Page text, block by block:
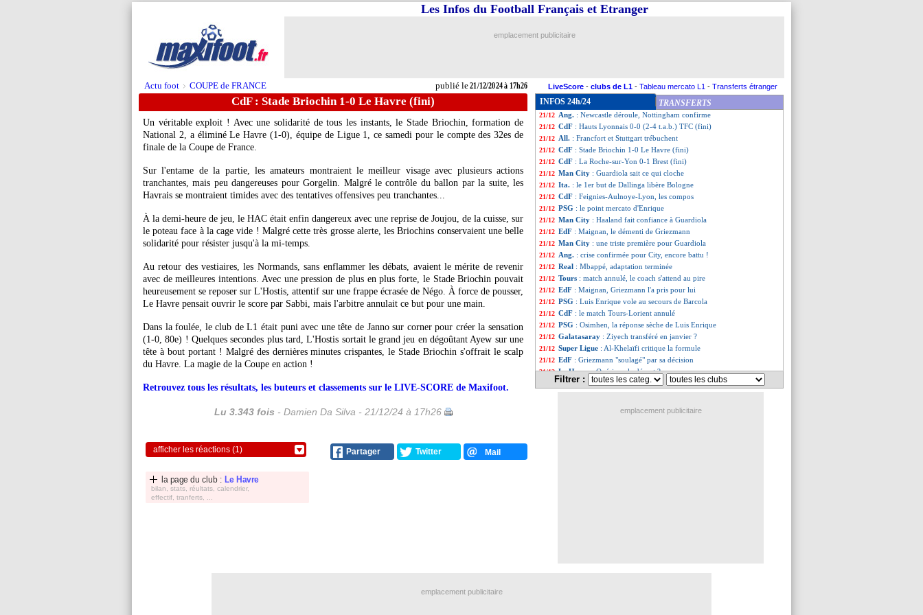
Actu foot > COUPE de FRANCE publié le21/12/2024 à 17h26
Les Infos du Football Français et Etranger
emplacement publicitaire
LiveScore - clubs de L1 - Tableau mercato L1 - Transferts étranger
CdF : Stade Briochin 1-0 Le Havre (fini)
Un véritable exploit ! Avec une solidarité de tous les instants, le Stade Briochin, formation de
National 2, a éliminé Le Havre (1-0), équipe de Ligue 1, ce samedi pour le compte des 32es de
finale de la Coupe de France.
Sur l'entame de la partie, les amateurs montraient le meilleur visage avec plusieurs actions
tranchantes, mais peu dangereuses pour Gorgelin. Malgré le contrôle du ballon par la suite, les
Havrais se montraient timides avec des tentatives offensives peu tranchantes...
À la demi-heure de jeu, le HAC était enfin dangereux avec une reprise de Joujou, de la cuisse, sur
le poteau face à la cage vide ! Malgré cette très grosse alerte, les Briochins conservaient une belle
solidarité pour résister jusqu'à la mi-temps.
Au retour des vestiaires, les Normands, sans enflammer les débats, avaient le mérite de revenir
avec de meilleures intentions. Avec une pression de plus en plus forte, le Stade Briochin pouvait
heureusement se reposer sur L'Hostis, attentif sur une frappe écrasée de Négo. À force de pousser,
Le Havre pensait ouvrir le score par Sabbi, mais l'arbitre annulait ce but pour une main.
Dans la foulée, le club de L1 était puni avec une tête de Janno sur corner pour créer la sensation
(1-0, 80e) ! Quelques secondes plus tard, L'Hostis sortait le grand jeu en dégoûtant Ayew sur une
tête à bout portant ! Malgré des dernières minutes crispantes, le Stade Briochin s'offrait le scalp
du Havre. La magie de la Coupe en action !
Retrouvez tous les résultats, les buteurs et classements sur le LIVE-SCORE de Maxifoot.
Lu 3.343 fois - Damien Da Silva - 21/12/24 à 17h26
afficher les réactions (1) Partager Twitter Mail
la page du club : Le Havre
bilan, stats, réultats, calendrier,
effectif, tranferts, ...
INFOS 24h/24 TRANSFERTS
21/12 Ita.: Naples assure face au Genoa de Vieira
21/12 CdF: Drancy 0-4 Nantes (fini)
21/12 Naples: Garcia démonte De Laurentiis !
21/12 Southampton : Juric nouvel entraîneur (officiel)
21/12 Ang. : Newcastle déroule, Nottingham confirme
21/12 CdF : Hauts Lyonnais 0-0 (2-4 t.a.b.) TFC (fini)
21/12 All. : Francfort et Stuttgart trébuchent
21/12 CdF : Stade Briochin 1-0 Le Havre (fini)
21/12 CdF : La Roche-sur-Yon 0-1 Brest (fini)
21/12 Man City : Guardiola sait ce qui cloche
21/12 Ita. : le 1er but de Dallinga libère Bologne
21/12 CdF : Feignies-Aulnoye-Lyon, les compos
21/12 PSG : le point mercato d'Enrique
21/12 Man City : Haaland fait confiance à Guardiola
21/12 EdF : Maignan, le démenti de Griezmann
21/12 Man City : une triste première pour Guardiola
21/12 Ang. : crise confirmée pour City, encore battu !
21/12 Real : Mbappé, adaptation terminée
21/12 Tours : match annulé, le coach s'attend au pire
21/12 EdF : Maignan, Griezmann l'a pris pour lui
21/12 PSG : Luis Enrique vole au secours de Barcola
21/12 CdF : le match Tours-Lorient annulé
21/12 PSG : Osimhen, la réponse sèche de Luis Enrique
21/12 Galatasaray : Ziyech transféré en janvier ?
21/12 Super Ligue : Al-Khelaïfi critique la formule
21/12 EdF : Griezmann "soulagé" par sa décision
21/12 Le Havre: Opéri sur le départ ?
21/12 Man Utd : le message de Mount aux supporters
: sur le banc, Szczesny approuve
Filtrer :
emplacement publicitaire
emplacement publicitaire